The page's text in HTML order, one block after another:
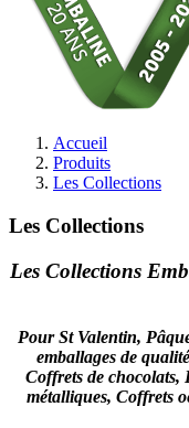
Accueil
Produits
Les Collections
Les Collections
Les Collections
Pour St Valentin,
emballages de
Coffrets de chocolats,
métalliques, Coffrets